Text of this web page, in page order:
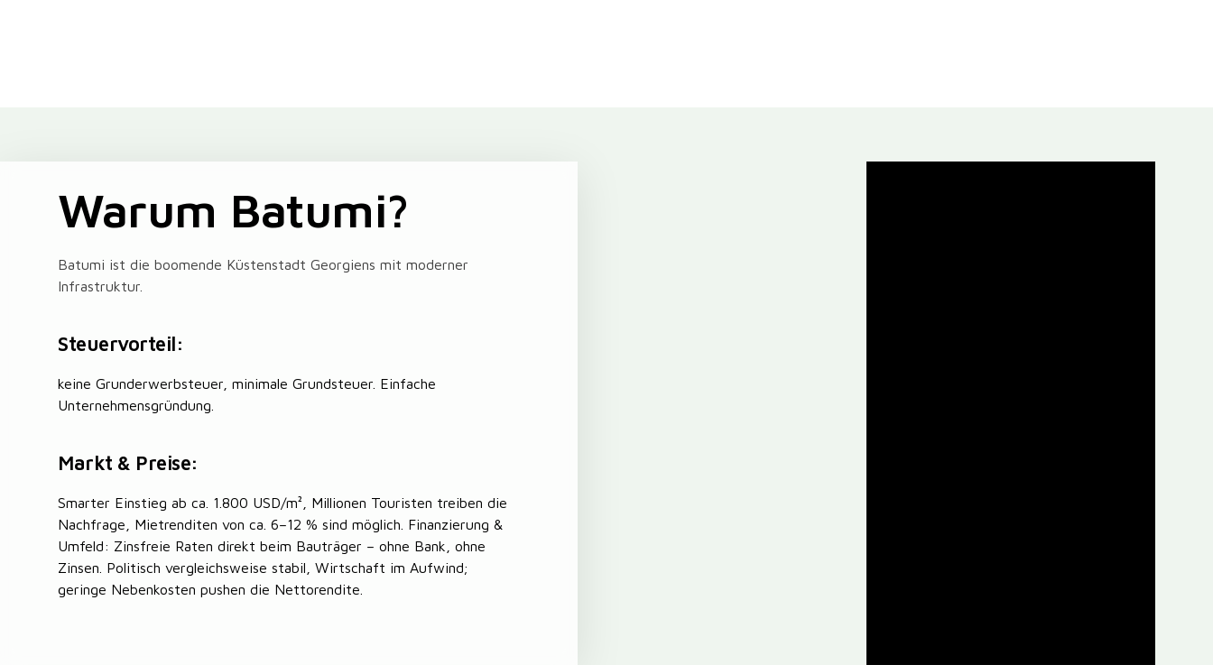
Warum Batumi?
Batumi ist die boomende Küstenstadt Georgiens mit moderner
Infrastruktur.
Steuervorteil:
keine Grunderwerbsteuer, minimale Grundsteuer. Einfache
Unternehmensgründung.
Markt & Preise:
Smarter Einstieg ab ca. 1.800 USD/m², Millionen Touristen treiben die
Nachfrage, Mietrenditen von ca. 6–12 % sind möglich. Finanzierung &
Umfeld: Zinsfreie Raten direkt beim Bauträger – ohne Bank, ohne
Zinsen. Politisch vergleichsweise stabil, Wirtschaft im Aufwind;
geringe Nebenkosten pushen die Nettorendite.